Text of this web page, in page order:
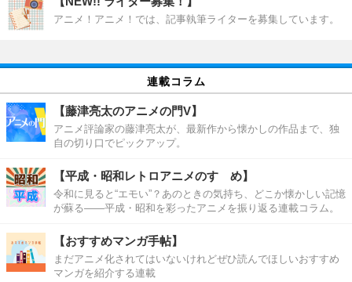
アニメ！アニメ！では、記事執筆ライターを募集しています。
連載コラム
【藤津亮太のアニメの門V】
アニメ評論家の藤津亮太が、最新作から懐かしの作品まで、独
自の切り口でピックアップ。
【平成・昭和レトロアニメのすゝめ】
令和に見ると“エモい”？あのときの気持ち、どこか懐かしい記憶
が蘇る――平成・昭和を彩ったアニメを振り返る連載コラム。
【おすすめマンガ手帖】
まだアニメ化されてはいないけれどぜひ読んでほしいおすすめ
マンガを紹介する連載